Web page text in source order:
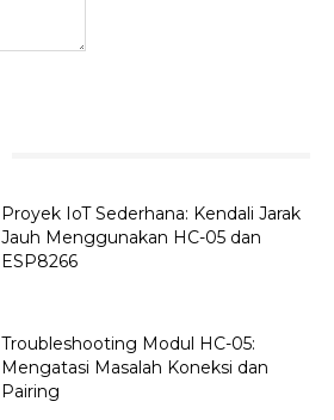
Proyek IoT Sederhana: Kendali Jarak
Jauh Menggunakan HC-05 dan
ESP8266
Troubleshooting Modul HC-05:
Mengatasi Masalah Koneksi dan
Pairing